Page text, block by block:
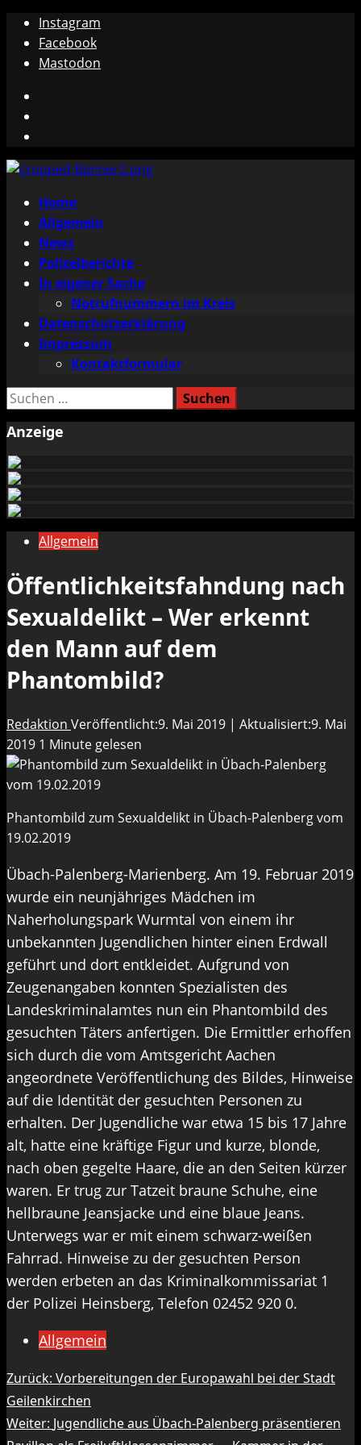
Zum
Inhalt
springen
Instagram
Facebook
Mastodon
Primäres
Menü
Home
Allgemein
News
Polizeiberichte
In eigener Sache
Notrufnummern im Kreis
Datenschutzerklärung
Impressum
Kontaktformular
Suchen
Anzeige
Allgemein
Öffentlichkeitsfahndung nach
Sexualdelikt – Wer erkennt
den Mann auf dem
Phantombild?
Redaktion Veröffentlicht:9. Mai 2019 | Aktualisiert:9. Mai
2019 1 Minute gelesen
Phantombild zum Sexualdelikt in Übach-Palenberg vom
19.02.2019
Übach-Palenberg-Marienberg. Am 19. Februar 2019
wurde ein neunjähriges Mädchen im
Naherholungspark Wurmtal von einem ihr
unbekannten Jugendlichen hinter einen Erdwall
geführt und dort entkleidet. Aufgrund von
Zeugenangaben konnten Spezialisten des
Landeskriminalamtes nun ein Phantombild des
gesuchten Täters anfertigen. Die Ermittler erhoffen
sich durch die vom Amtsgericht Aachen
angeordnete Veröffentlichung des Bildes, Hinweise
auf die Identität der gesuchten Personen zu
erhalten. Der Jugendliche war etwa 15 bis 17 Jahre
alt, hatte eine kräftige Figur und kurze, blonde,
nach oben gegelte Haare, die an den Seiten kürzer
waren. Er trug zur Tatzeit braune Schuhe, eine
hellbraune Jeansjacke und eine blaue Jeans.
Unterwegs war er mit einem schwarz-weißen
Fahrrad. Hinweise zu der gesuchten Person
werden erbeten an das Kriminalkommissariat 1
der Polizei Heinsberg, Telefon 02452 920 0.
Allgemein
Beitragsnavigation
Zurück: Vorbereitungen der Europawahl bei der Stadt
Geilenkirchen
Weiter: Jugendliche aus Übach-Palenberg präsentieren